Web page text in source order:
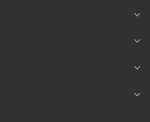
expand_more
expand_more
expand_more
expand_more